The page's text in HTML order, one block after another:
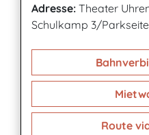
Adresse: Theater
Schulkamp 3/
Route